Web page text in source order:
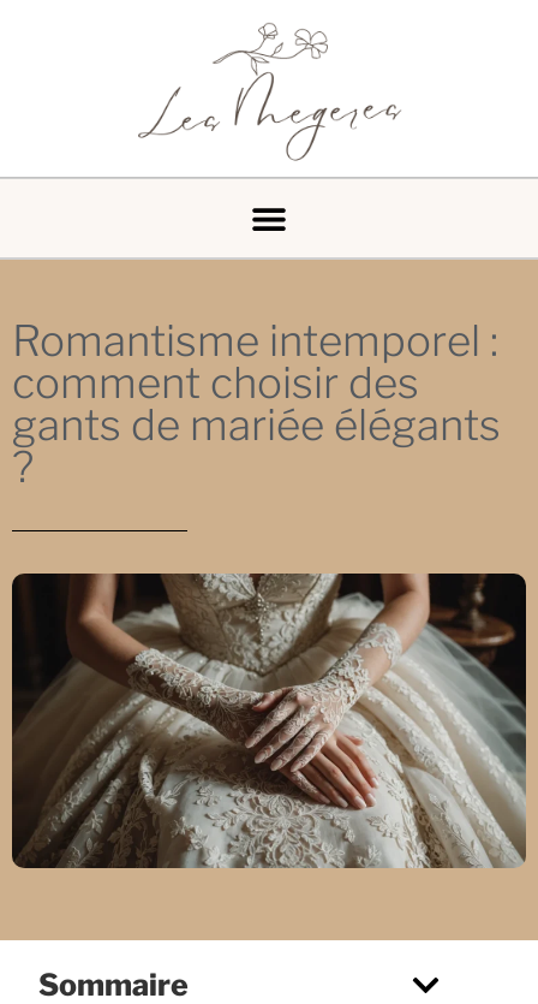
Romantisme intemporel :
comment choisir des
gants de mariée élégants
?
Sommaire